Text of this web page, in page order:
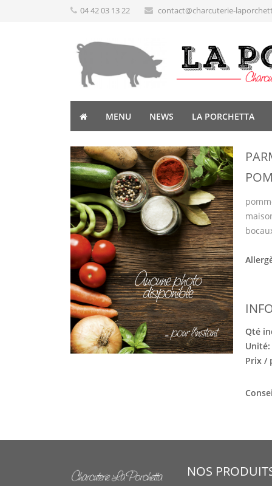
04 42 03 13 22 contact@charcuterie-
MENU NEWS LA PORCHETTA
Qté
Unité:
Prix /
NOS